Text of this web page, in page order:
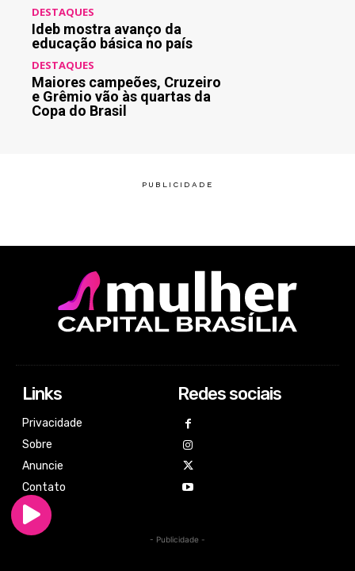
DESTAQUES
Ideb mostra avanço da
educação básica no país
DESTAQUES
Maiores campeões, Cruzeiro
e Grêmio vão às quartas da
Copa do Brasil
Links
Privacidade
Sobre
Anuncie
Contato
Redes sociais
- Publicidade -